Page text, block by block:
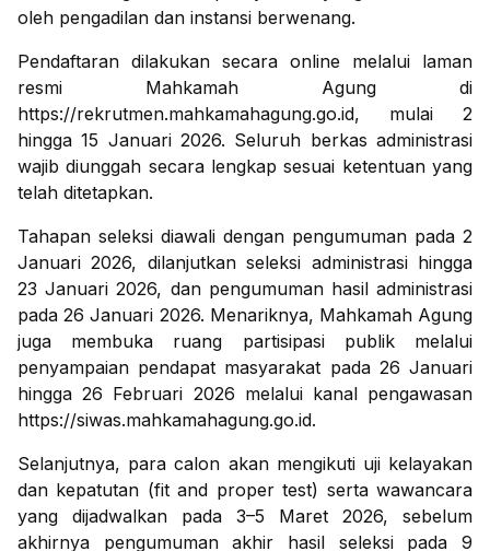
oleh pengadilan dan instansi berwenang.
Pendaftaran dilakukan secara online melalui laman
resmi Mahkamah Agung di
https://rekrutmen.mahkamahagung.go.id, mulai 2
hingga 15 Januari 2026. Seluruh berkas administrasi
wajib diunggah secara lengkap sesuai ketentuan yang
telah ditetapkan.
Tahapan seleksi diawali dengan pengumuman pada 2
Januari 2026, dilanjutkan seleksi administrasi hingga
23 Januari 2026, dan pengumuman hasil administrasi
pada 26 Januari 2026. Menariknya, Mahkamah Agung
juga membuka ruang partisipasi publik melalui
penyampaian pendapat masyarakat pada 26 Januari
hingga 26 Februari 2026 melalui kanal pengawasan
https://siwas.mahkamahagung.go.id.
Selanjutnya, para calon akan mengikuti uji kelayakan
dan kepatutan (fit and proper test) serta wawancara
yang dijadwalkan pada 3–5 Maret 2026, sebelum
akhirnya pengumuman akhir hasil seleksi pada 9